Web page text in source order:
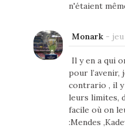
n'étaient
Monark-
Il y en a qui
pour l’avenir,
contrario , il
leurs limites,
facile où on
:Mendes